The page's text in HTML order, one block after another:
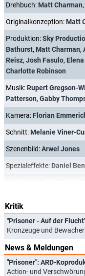
Drehbuch: Matt Charman,
Originalkonzeption: Matt
Produktion:Sky
Bathurst, Matt Charman,
Reisz, Josh Fasulo,
Charlotte Robinson
Musik: Rupert Gregson-
Patterson, Gabby
Kamera: Florian
Schnitt: Melanie Viner-
Szenenbild:Arwel Jones
Spezialeffekte: Daniel
Kritik
Kronzeuge und Bewacherin müssen in Degeto-
News & Meldungen
Action- und